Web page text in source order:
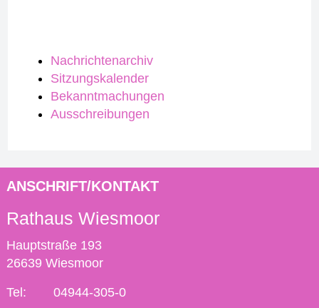
Nachrichtenarchiv
Sitzungskalender
Bekanntmachungen
Ausschreibungen
ANSCHRIFT/KONTAKT
Rathaus Wiesmoor
Hauptstraße 193
26639 Wiesmoor
Tel: 04944-305-0